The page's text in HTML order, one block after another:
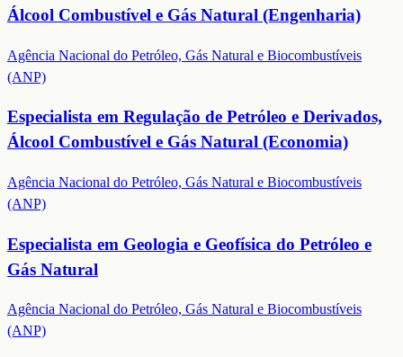
Álcool Combustível e Gás Natural (Engenharia)
Agência Nacional do Petróleo, Gás Natural e Biocombustíveis
(ANP)
Especialista em Regulação de Petróleo e Derivados,
Álcool Combustível e Gás Natural (Economia)
Agência Nacional do Petróleo, Gás Natural e Biocombustíveis
(ANP)
Especialista em Geologia e Geofísica do Petróleo e
Gás Natural
Agência Nacional do Petróleo, Gás Natural e Biocombustíveis
(ANP)